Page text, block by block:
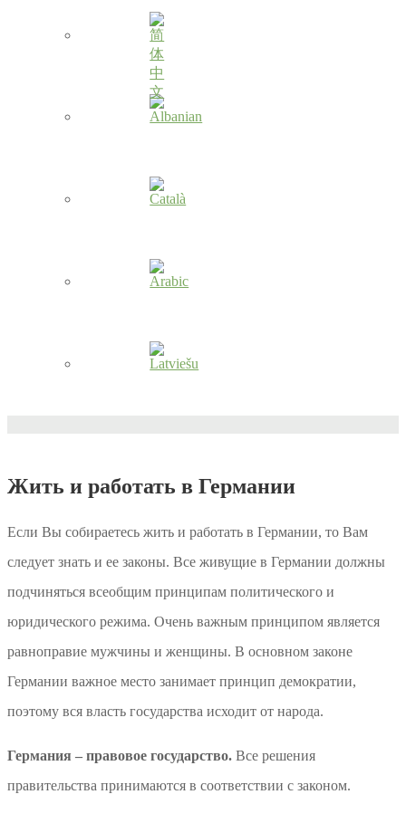
Жить и работать в Германии
Если Вы собираетесь жить и работать в Германии, то Вам
следует знать и ее законы. Все живущие в Германии должны
подчиняться всеобщим принципам политического и
юридического режима. Очень важным принципом является
равноправие мужчины и женщины. В основном законе
Германии важное место занимает принцип демократии,
поэтому вся власть государства исходит от народа.
Германия – правовое государство. Все решения
правительства принимаются в соответствии с законом.